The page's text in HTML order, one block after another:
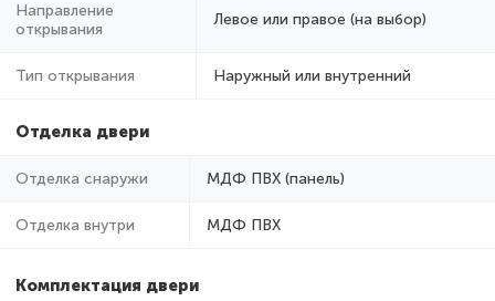
Направление
открывания
Левое или правое (на выбор)
Тип открывания Наружный или внутренний
Отделка двери
Отделка снаружи МДФ ПВХ (панель)
Отделка внутри МДФ ПВХ
Комплектация двери